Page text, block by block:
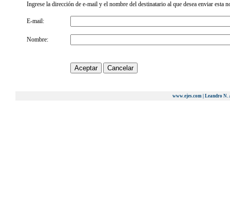
Ingrese la dirección de e-mail y el nombre del destinatario al que desea enviar esta
E-mail:
Nombre:
www.ejes.com | Leandro N.